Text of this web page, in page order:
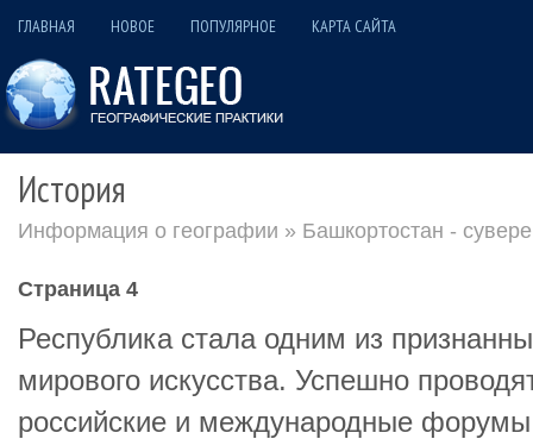
ГЛАВНАЯ НОВОЕ ПОПУЛЯРНОЕ КАРТА САЙТА
История
Информация о географии » Башкортостан -
Страница 4
Республика стала одним из
мирового искусства. Успешно
российские и международные